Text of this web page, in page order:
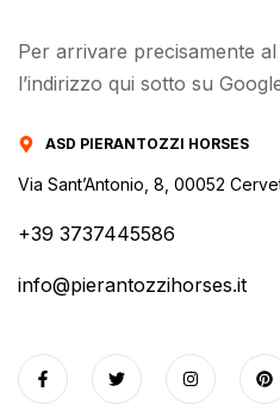
Per arrivare precisamente
l’indirizzo qui sotto su
ASD PIERANTOZZI HORSES
Via Sant’Antonio, 8, 00052
+39 3737445586
info@pierantozzihorses.it